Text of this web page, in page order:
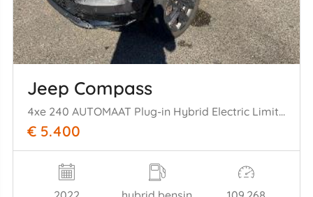
Jeep Compass
4xe 240 AUTOMAAT Plug-in Hybrid Electric Limited
€ 5.400